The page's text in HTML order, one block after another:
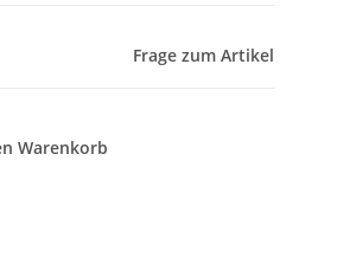
Frage zum Artikel
Warenkorb